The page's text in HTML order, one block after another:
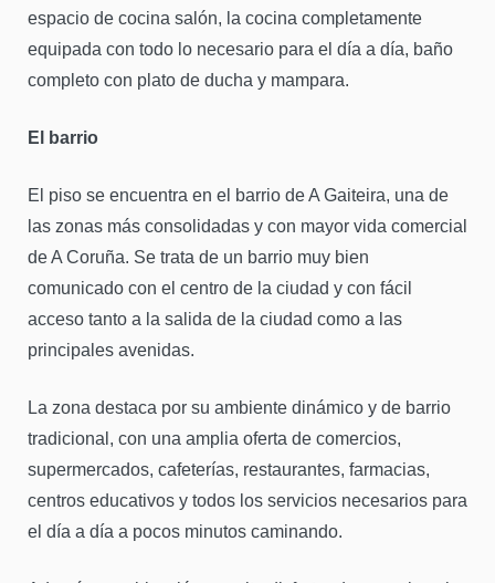
espacio de cocina salón, la cocina completamente
equipada con todo lo necesario para el día a día, baño
completo con plato de ducha y mampara.
El barrio
El piso se encuentra en el barrio de A Gaiteira, una de
las zonas más consolidadas y con mayor vida comercial
de A Coruña. Se trata de un barrio muy bien
comunicado con el centro de la ciudad y con fácil
acceso tanto a la salida de la ciudad como a las
principales avenidas.
La zona destaca por su ambiente dinámico y de barrio
tradicional, con una amplia oferta de comercios,
supermercados, cafeterías, restaurantes, farmacias,
centros educativos y todos los servicios necesarios para
el día a día a pocos minutos caminando.